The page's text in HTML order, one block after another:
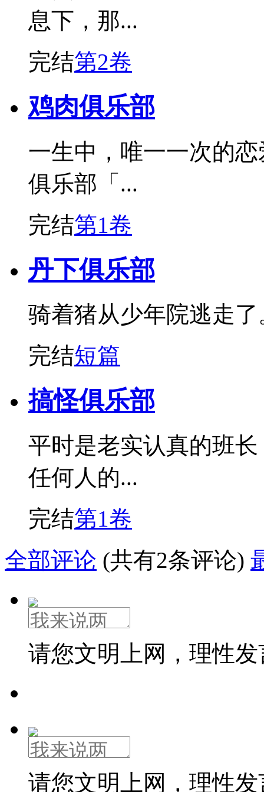
息下，那...
完结第2卷
鸡肉俱乐部
一生中，唯一一次的
俱乐部「...
完结第1卷
丹下俱乐部
骑着猪从少年院逃走了
完结短篇
搞怪俱乐部
平时是老实认真的班
任何人的...
完结第1卷
全部评论 (共有2条评论)
请您文明上网，理性
请您文明上网，理性